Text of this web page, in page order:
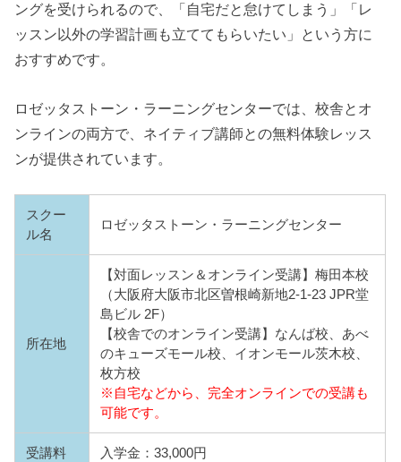
ングを受けられるので、「自宅だと怠けてしまう」「レ
ッスン以外の学習計画も立ててもらいたい」という方に
おすすめです。
ロゼッタストーン・ラーニングセンターでは、校舎とオ
ンラインの両方で、ネイティブ講師との無料体験レッス
ンが提供されています。
スクー
ル名
ロゼッタストーン・ラーニングセンター
所在地
【対面レッスン＆オンライン受講】梅田本校
（大阪府大阪市北区曽根崎新地2-1-23 JPR堂
島ビル 2F）
【校舎でのオンライン受講】なんば校、あべ
のキューズモール校、イオンモール茨木校、
枚方校
※自宅などから、完全オンラインでの受講も
可能です。
受講料
入学金：33,000円